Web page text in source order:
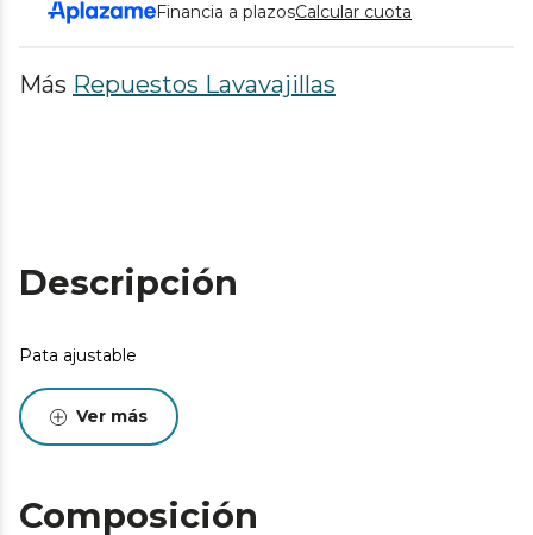
Financia a plazosCalcular cuota
Más Repuestos Lavavajillas
Descripción
Pata ajustable
Ver más
Composición